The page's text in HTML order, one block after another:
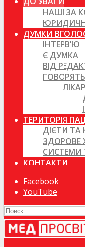
НАШІ ЗА
ДУМКИ
ІНТЕРВ’Ю
Є ДУМКА
ВІД
ГОВОРЯТЬ
ТЕРИТОРІЯ
ДІЄТИ ТА
ЗДОРОВЕ
СИСТЕМИ
КОНТАКТИ
Facebook
YouTube